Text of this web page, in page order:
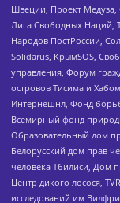
Швеции, Проект Медуза,
Лига Свободных Наций,
Народов ПостРоссии,
Solidarus, КрымSOS,
управления, Форум
островов Тисима и
Интернешнл, Фонд
Всемирный фонд
Образовательный дом
Белорусский дом прав
человека Тбилиси, Дом
Центр дикого лосося,
исследований им